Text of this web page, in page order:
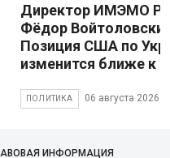
Директор ИМЭМО
Фёдор
Позиция США по
изменится ближе к
ПОЛИТИКА 06 августа 2026
ИНФОРМАЦИЯ